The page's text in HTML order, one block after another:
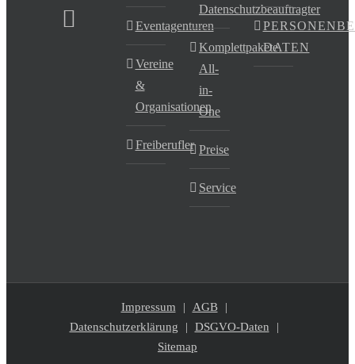
Eventagenturen
Vereine
&
Organisationen
Freiberufler
Datenschutzbeauftragter
Komplettpakete
All-
in-
One
Preise
Service
DATEN
Impressum
AGB
Datenschutzerklärung
DSGVO-Daten
Sitemap